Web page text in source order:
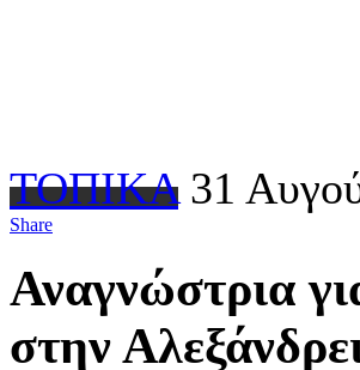
ΤΟΠΙΚΑ 31
Share
Αναγνώστρια
στην